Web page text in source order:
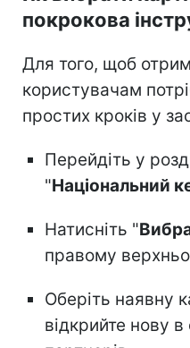
покрокова
Для того, щоб
користувачам
простих кроків у
Перейдіть у
"Національний
Натисніть "
правому
Оберіть наявну
відкрийте нову